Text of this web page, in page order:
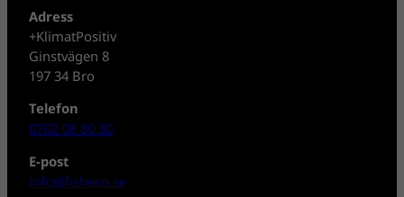
Adress
+KlimatPositiv
Ginstvägen 8
197 34 Bro
Telefon
0702-08 80 30
E-post
info@fisheco.se